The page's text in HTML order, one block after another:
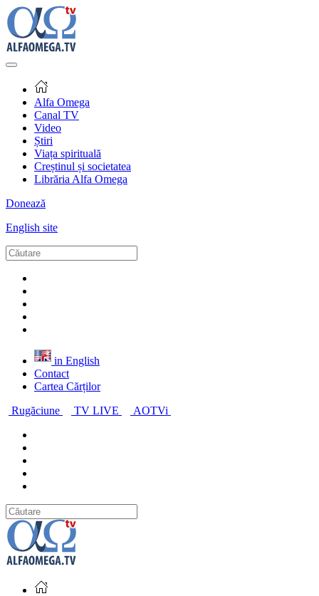
Alfa Omega
Canal TV
Video
Știri
Viața spirituală
Creștinul și societatea
Librăria Alfa Omega
Donează
English site
in English
Contact
Cartea Cărților
Rugăciune
TV LIVE AOTVi